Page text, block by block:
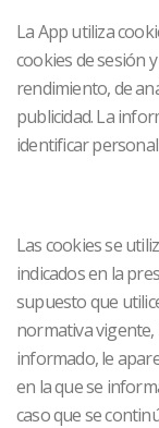
La App utiliza
cookies de sesión
rendimiento, de
publicidad. La
identificar
Las cookies se
indicados en la
supuesto que
normativa
informado, le
en la que se
caso que se